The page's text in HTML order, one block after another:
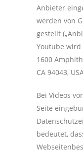
Anbieter
werden von
gestellt
Youtube wird
1600
CA 94043,
Bei Videos
Seite
bedeutet,